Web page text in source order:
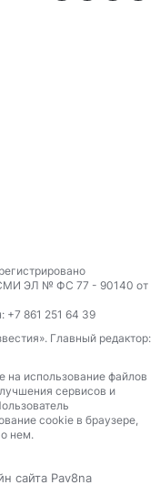
СМИ ЭЛ № ФС 77 - 90140 от
+7 861 251 64 39
Главный редактор:
на использование файлов
сервисов и
сооkіе в браузере,
нем.
сайта Pav8na